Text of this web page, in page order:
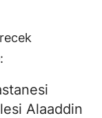
Alaaddin